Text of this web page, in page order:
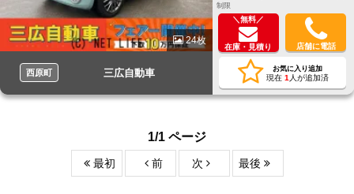
24枚
西原町 三広自動車
制限
＼無料／
在庫・見積り 店舗に電話
お気に入り追加
現在 1 人が追加済
1/1 ページ
最初 前 次 最後